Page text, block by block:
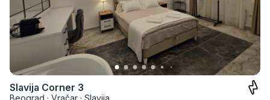
Slavija Corner 3
Beograd · Vračar · Slavija